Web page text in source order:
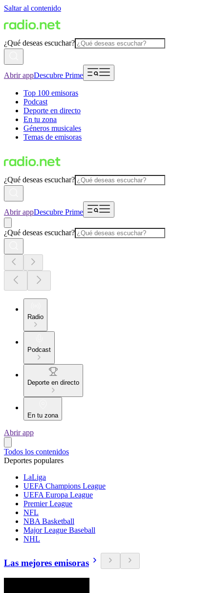
Saltar al contenido
¿Qué deseas escuchar?
Abrir appDescubre Prime
Top 100 emisoras
Podcast
Deporte en directo
En tu zona
Géneros musicales
Temas de emisoras
¿Qué deseas escuchar?
Abrir appDescubre Prime
¿Qué deseas escuchar?
Radio
Podcast
Deporte en directo
En tu zona
Abrir app
Todos los contenidos
Deportes populares
LaLiga
UEFA Champions League
UEFA Europa League
Premier League
NFL
NBA Basketball
Major League Baseball
NHL
Las mejores emisoras